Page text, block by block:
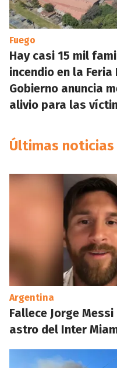
Fuego
Hay casi 15 mil
incendio en la
Gobierno anuncia
alivio para las
Últimas noticias
Argentina
Fallece Jorge
astro del Inter